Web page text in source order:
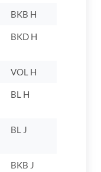
BKB H
BKD H
VOL H
BL H
BL J
BKB J